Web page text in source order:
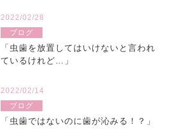
2022/02/28
ブログ
「虫歯を放置してはいけないと言われ
ているけれど…」
2022/02/14
ブログ
「虫歯ではないのに歯が沁みる！？」